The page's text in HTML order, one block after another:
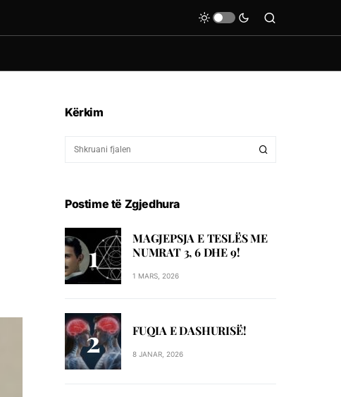
Kërkim
Postime të Zgjedhura
MAGJEPSJA E TESLËS ME
NUMRAT 3, 6 DHE 9!
1 MARS, 2026
FUQIA E DASHURISË!
8 JANAR, 2026